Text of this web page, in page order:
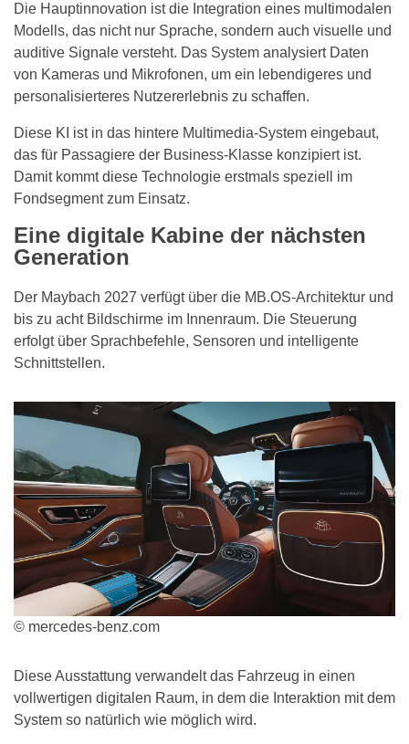
Die Hauptinnovation ist die Integration eines multimodalen
Modells, das nicht nur Sprache, sondern auch visuelle und
auditive Signale versteht. Das System analysiert Daten
von Kameras und Mikrofonen, um ein lebendigeres und
personalisierteres Nutzererlebnis zu schaffen.
Diese KI ist in das hintere Multimedia-System eingebaut,
das für Passagiere der Business-Klasse konzipiert ist.
Damit kommt diese Technologie erstmals speziell im
Fondsegment zum Einsatz.
Eine digitale Kabine der nächsten
Generation
Der Maybach 2027 verfügt über die MB.OS-Architektur und
bis zu acht Bildschirme im Innenraum. Die Steuerung
erfolgt über Sprachbefehle, Sensoren und intelligente
Schnittstellen.
© mercedes-benz.com
Diese Ausstattung verwandelt das Fahrzeug in einen
vollwertigen digitalen Raum, in dem die Interaktion mit dem
System so natürlich wie möglich wird.